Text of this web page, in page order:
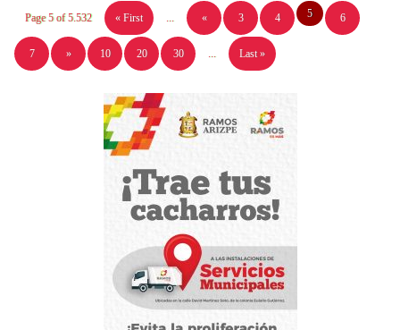
Page 5 of 5.532 « First « 3 4 5 6
7 » 10 20 30 Last »